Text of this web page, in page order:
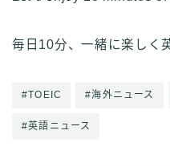
毎日10分、一緒に楽しく
#TOEIC #海外ニュース
#英語ニュース